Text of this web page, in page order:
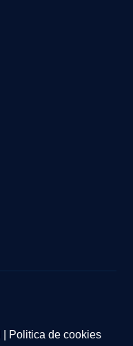
Politica de cookies